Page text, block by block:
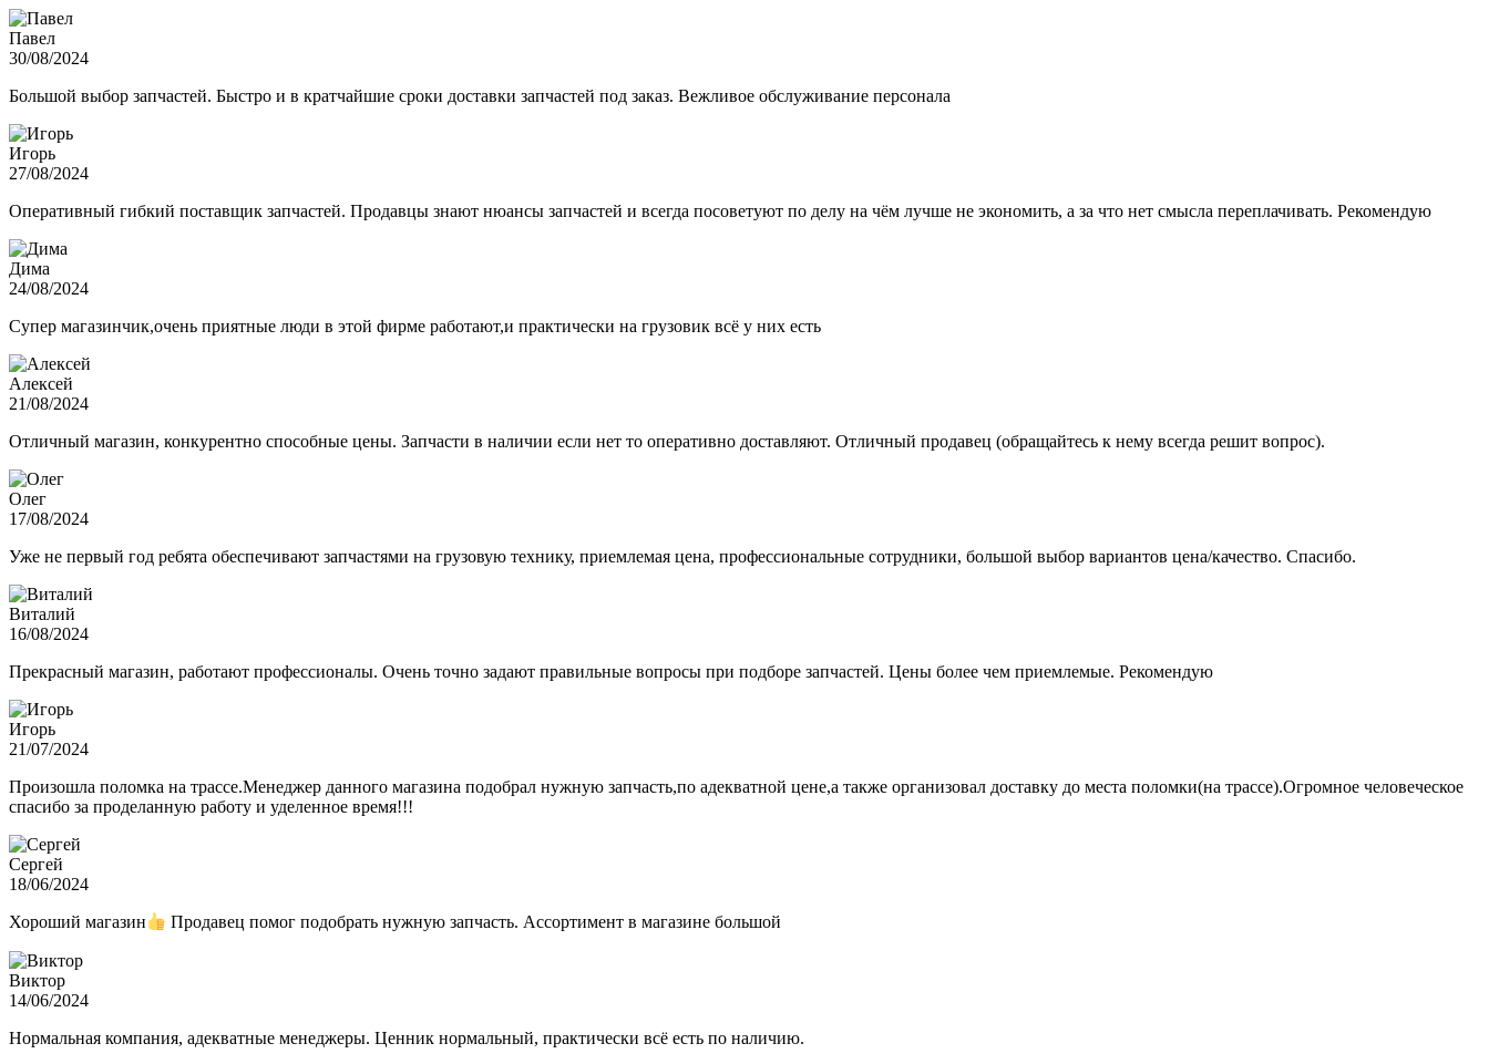
Павел
30/08/2024
Большой выбор запчастей. Быстро и в кратчайшие сроки доставки запчастей под заказ. Вежливое обслуживание персонала
Игорь
27/08/2024
Оперативный гибкий поставщик запчастей. Продавцы знают нюансы запчастей и всегда посоветуют по делу на чём лучше не экономить, а за что нет смысла переплачивать. Рекомендую
Дима
24/08/2024
Супер магазинчик,очень приятные люди в этой фирме работают,и практически на грузовик всё у них есть
Алексей
21/08/2024
Отличный магазин, конкурентно способные цены. Запчасти в наличии если нет то оперативно доставляют. Отличный продавец (обращайтесь к нему всегда решит вопрос).
Олег
17/08/2024
Уже не первый год ребята обеспечивают запчастями на грузовую технику, приемлемая цена, профессиональные сотрудники, большой выбор вариантов цена/качество. Спасибо.
Виталий
16/08/2024
Прекрасный магазин, работают профессионалы. Очень точно задают правильные вопросы при подборе запчастей. Цены более чем приемлемые. Рекомендую
Игорь
21/07/2024
Произошла поломка на трассе.Менеджер данного магазина подобрал нужную запчасть,по адекватной цене,а также организовал доставку до места поломки(на трассе).Огромное человеческое
спасибо за проделанную работу и уделенное время!!!
Сергей
18/06/2024
Хороший магазин Продавец помог подобрать нужную запчасть. Ассортимент в магазине большой
Виктор
14/06/2024
Нормальная компания, адекватные менеджеры. Ценник нормальный, практически всё есть по наличию.